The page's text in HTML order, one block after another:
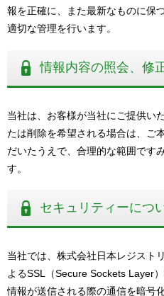
報を正確に、また最新なものに保
適切な管理を行います。
情報内容の照会、修
当社は、お客様が当社にご提供い
たは削除を希望される場合は、ご
だいたうえで、合理的な範囲です
す。
セキュリティーにつ
当社では、株式会社日本レジスト
よるSSL（Secure Sockets Layer
情報が送信される際の通信を暗号